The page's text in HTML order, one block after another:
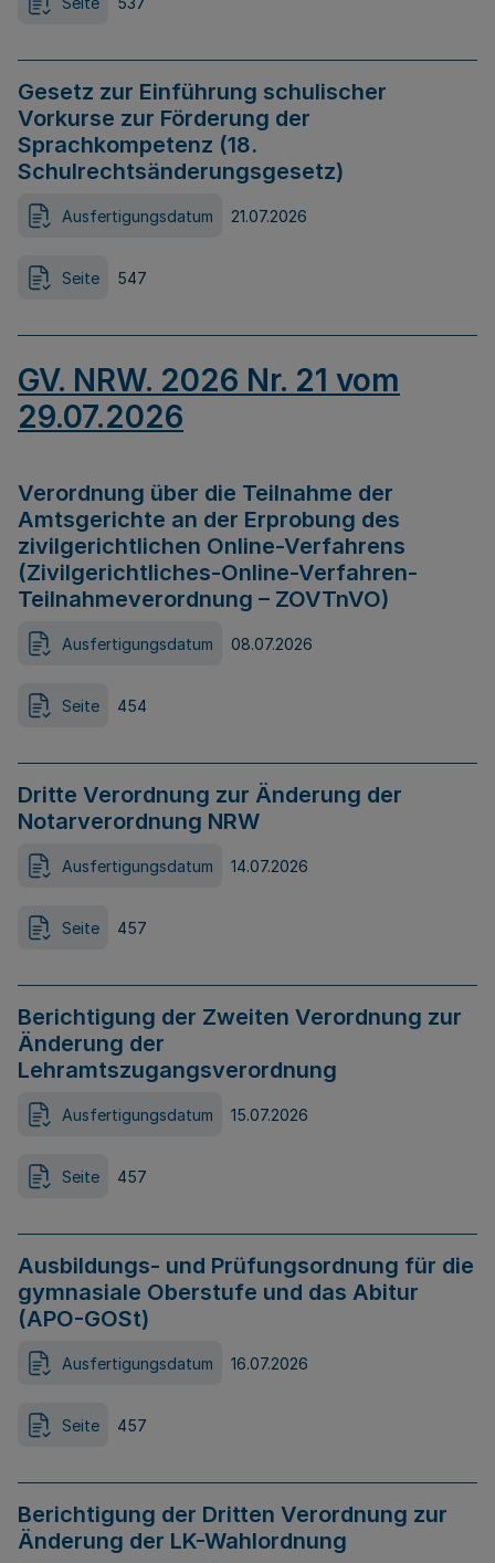
Gesetz zur Einführung schulischer
Vorkurse zur Förderung der
Sprachkompetenz (18.
Schulrechtsänderungsgesetz)
Ausfertigungsdatum 21.07.2026
Seite 547
GV. NRW. 2026 Nr. 21 vom
29.07.2026
Verordnung über die Teilnahme der
Amtsgerichte an der Erprobung des
zivilgerichtlichen Online-Verfahrens
(Zivilgerichtliches-Online-Verfahren-
Teilnahmeverordnung – ZOVTnVO)
Ausfertigungsdatum 08.07.2026
Seite 454
Dritte Verordnung zur Änderung der
Notarverordnung NRW
Ausfertigungsdatum 14.07.2026
Seite 457
Berichtigung der Zweiten Verordnung zur
Änderung der
Lehramtszugangsverordnung
Ausfertigungsdatum 15.07.2026
Seite 457
Ausbildungs- und Prüfungsordnung für die
gymnasiale Oberstufe und das Abitur
(APO-GOSt)
Ausfertigungsdatum 16.07.2026
Seite 457
Berichtigung der Dritten Verordnung zur
Änderung der LK-Wahlordnung